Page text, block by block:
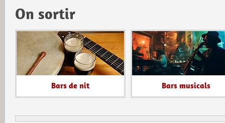
On sortir
Bars de nit Bars musicals